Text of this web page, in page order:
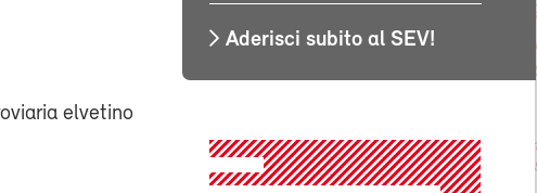
elvetino
Aderisci subito al SEV!